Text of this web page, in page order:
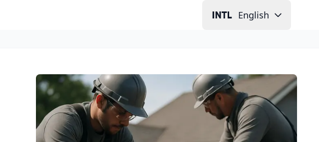
English